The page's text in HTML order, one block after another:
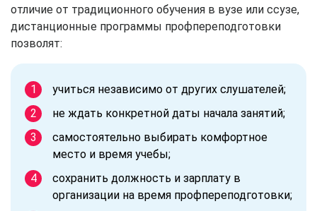
отличие от традиционного обучения в вузе или ссузе,
дистанционные программы профпереподготовки
позволят:
учиться независимо от других слушателей;
не ждать конкретной даты начала занятий;
самостоятельно выбирать комфортное
место и время учебы;
сохранить должность и зарплату в
организации на время профпереподготовки;